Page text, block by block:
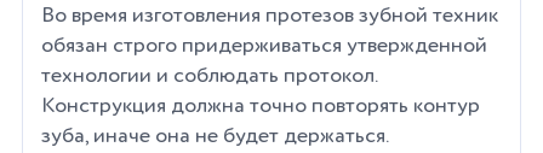
Во время изготовления протезов зубной техник
обязан строго придерживаться утвержденной
технологии и соблюдать протокол.
Конструкция должна точно повторять контур
зуба, иначе она не будет держаться.